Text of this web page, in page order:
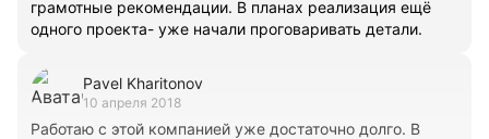
грамотные рекомендации. В планах реализация ещё
одного проекта- уже начали проговаривать детали.
Pavel Kharitonov
10 апреля 2018
Работаю с этой компанией уже достаточно долго. В